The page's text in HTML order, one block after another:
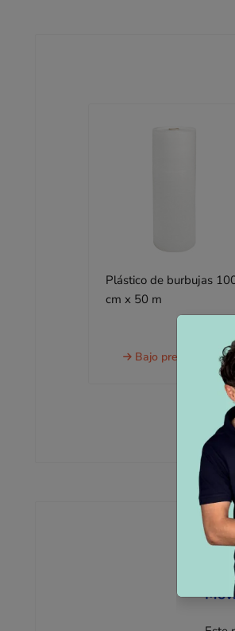
Plástico de burbujas
cm x 50 m
Bajo presupuesto